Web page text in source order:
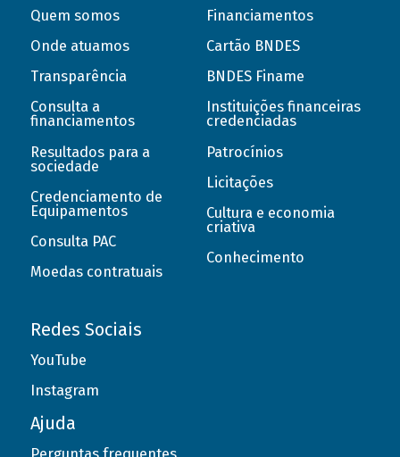
Quem somos
Onde atuamos
Transparência
Consulta a
financiamentos
Resultados para a
sociedade
Credenciamento de
Equipamentos
Consulta PAC
Moedas contratuais
Financiamentos
Cartão BNDES
BNDES Finame
Instituições financeiras
credenciadas
Patrocínios
Licitações
Cultura e economia
criativa
Conhecimento
Redes Sociais
YouTube
Instagram
Ajuda
Perguntas frequentes